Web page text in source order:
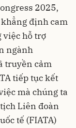
2025,
định cam
việc hỗ trợ
ngành
truyền cảm
tiếp tục kết
mà chúng ta
Liên đoàn
tế (FIATA)